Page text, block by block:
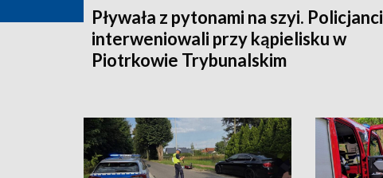
Pływała z pytonami na szyi. Policjanci
interweniowali przy kąpielisku w
Piotrkowie Trybunalskim